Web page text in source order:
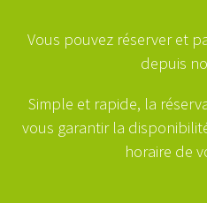
Vous pouvez réserver et
depuis
Simple et rapide, la
vous garantir la
horaire de